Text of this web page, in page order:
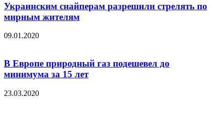
Украинским снайперам разрешили стрелять по
мирным жителям
09.01.2020
В Европе природный газ подешевел до
минимума за 15 лет
23.03.2020